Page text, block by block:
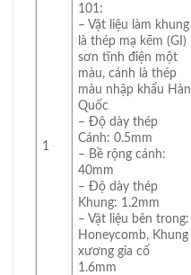
1
101:
– Vật liệu làm khung
là thép mạ kẽm (GI)
sơn tĩnh điện một
màu, cánh là thép
màu nhập khẩu Hàn
Quốc
– Độ dày thép
Cánh: 0.5mm
– Bề rộng cánh:
40mm
– Độ dày thép
Khung: 1.2mm
– Vật liệu bên trong:
Honeycomb, Khung
xương gia cố
1.6mm